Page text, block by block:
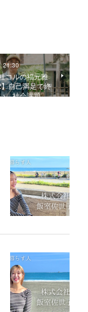
21:30
コルの福元雅
自己満足で終
。社会課題…